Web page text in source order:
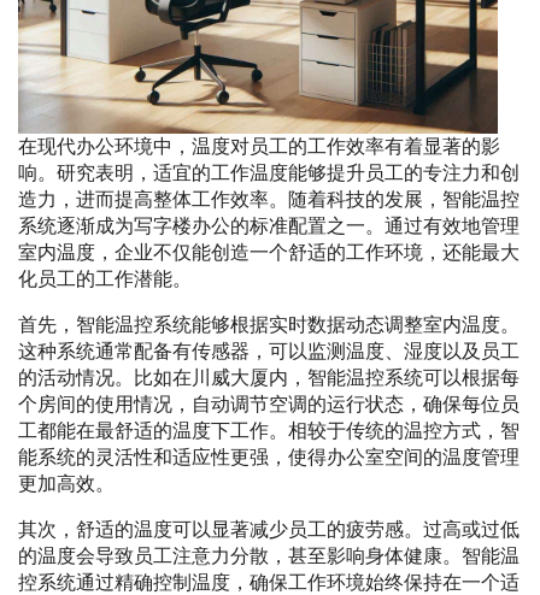
在现代办公环境中，温度对员工的工作效率有着显著的影
响。研究表明，适宜的工作温度能够提升员工的专注力和创
造力，进而提高整体工作效率。随着科技的发展，智能温控
系统逐渐成为写字楼办公的标准配置之一。通过有效地管理
室内温度，企业不仅能创造一个舒适的工作环境，还能最大
化员工的工作潜能。
首先，智能温控系统能够根据实时数据动态调整室内温度。
这种系统通常配备有传感器，可以监测温度、湿度以及员工
的活动情况。比如在川威大厦内，智能温控系统可以根据每
个房间的使用情况，自动调节空调的运行状态，确保每位员
工都能在最舒适的温度下工作。相较于传统的温控方式，智
能系统的灵活性和适应性更强，使得办公室空间的温度管理
更加高效。
其次，舒适的温度可以显著减少员工的疲劳感。过高或过低
的温度会导致员工注意力分散，甚至影响身体健康。智能温
控系统通过精确控制温度，确保工作环境始终保持在一个适